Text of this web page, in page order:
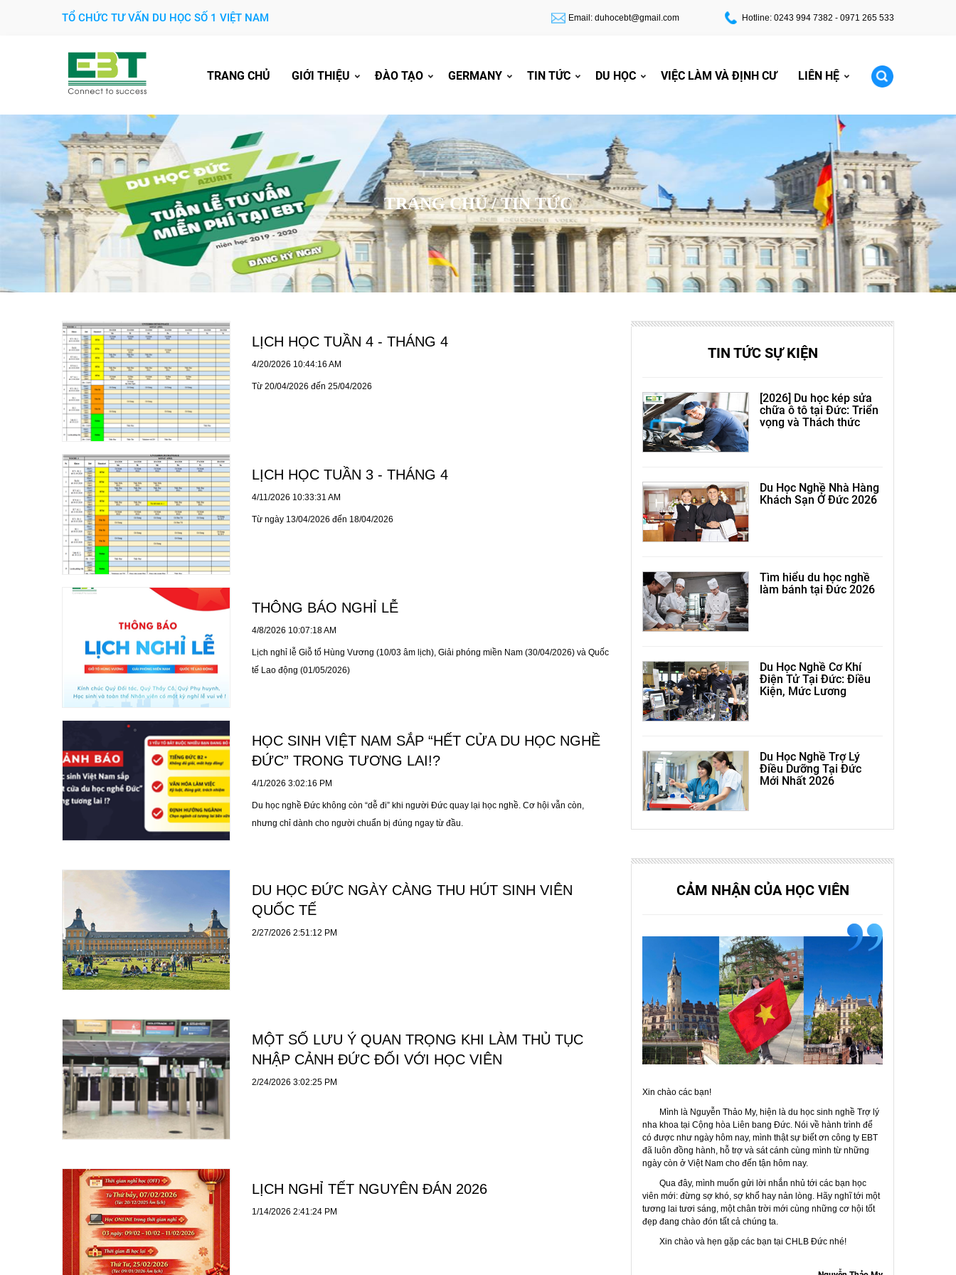
TỔ CHỨC TƯ VẤN DU HỌC SỐ 1 VIỆT NAM Email: duhocebt@gmail.com Hotline: 0243 994 7382 - 0971 265 533
TRANG CHỦ GIỚI THIỆU ĐÀO TẠO GERMANY TIN TỨC DU HỌC VIỆC LÀM VÀ ĐỊNH CƯ LIÊN HỆ
TRANG CHỦ / TIN TỨC
LỊCH HỌC TUẦN 4 - THÁNG 4
4/20/2026 10:44:16 AM
Từ 20/04/2026 đến 25/04/2026
LỊCH HỌC TUẦN 3 - THÁNG 4
4/11/2026 10:33:31 AM
Từ ngày 13/04/2026 đến 18/04/2026
THÔNG BÁO NGHỈ LỄ
4/8/2026 10:07:18 AM
Lịch nghỉ lễ Giỗ tổ Hùng Vương (10/03 âm lịch), Giải phóng miền Nam (30/04/2026) và Quốc
tế Lao động (01/05/2026)
HỌC SINH VIỆT NAM SẮP “HẾT CỬA DU HỌC NGHỀ
ĐỨC” TRONG TƯƠNG LAI!?
4/1/2026 3:02:16 PM
Du học nghề Đức không còn “dễ đi” khi người Đức quay lại học nghề. Cơ hội vẫn còn,
nhưng chỉ dành cho người chuẩn bị đúng ngay từ đầu.
DU HỌC ĐỨC NGÀY CÀNG THU HÚT SINH VIÊN
QUỐC TẾ
2/27/2026 2:51:12 PM
MỘT SỐ LƯU Ý QUAN TRỌNG KHI LÀM THỦ TỤC
NHẬP CẢNH ĐỨC ĐỐI VỚI HỌC VIÊN
2/24/2026 3:02:25 PM
LỊCH NGHỈ TẾT NGUYÊN ĐÁN 2026
1/14/2026 2:41:24 PM
TIN TỨC SỰ KIỆN
[2026] Du học kép sửa
chữa ô tô tại Đức: Triển
vọng và Thách thức
Du Học Nghề Nhà Hàng
Khách Sạn Ở Đức 2026
Tìm hiểu du học nghề
làm bánh tại Đức 2026
Du Học Nghề Cơ Khí
Điện Tử Tại Đức: Điều
Kiện, Mức Lương
Du Học Nghề Trợ Lý
Điều Dưỡng Tại Đức
Mới Nhất 2026
CẢM NHẬN CỦA HỌC VIÊN
Xin chào các bạn!
Mình là Nguyễn Thảo My, hiện là du học sinh nghề Trợ lý
nha khoa tại Cộng hòa Liên bang Đức. Nói về hành trình để
có được như ngày hôm nay, mình thật sự biết ơn công ty EBT
đã luôn đồng hành, hỗ trợ và sát cánh cùng mình từ những
ngày còn ở Việt Nam cho đến tận hôm nay.
Qua đây, mình muốn gửi lời nhắn nhủ tới các bạn học
viên mới: đừng sợ khó, sợ khổ hay nản lòng. Hãy nghĩ tới một
tương lai tươi sáng, một chân trời mới cùng những cơ hội tốt
đẹp đang chào đón tất cả chúng ta.
Xin chào và hẹn gặp các bạn tại CHLB Đức nhé!